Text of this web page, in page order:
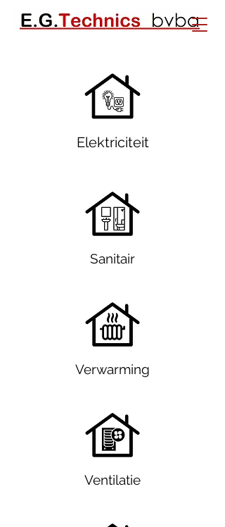
Elektriciteit
Sanitair
Verwarming
Ventilatie